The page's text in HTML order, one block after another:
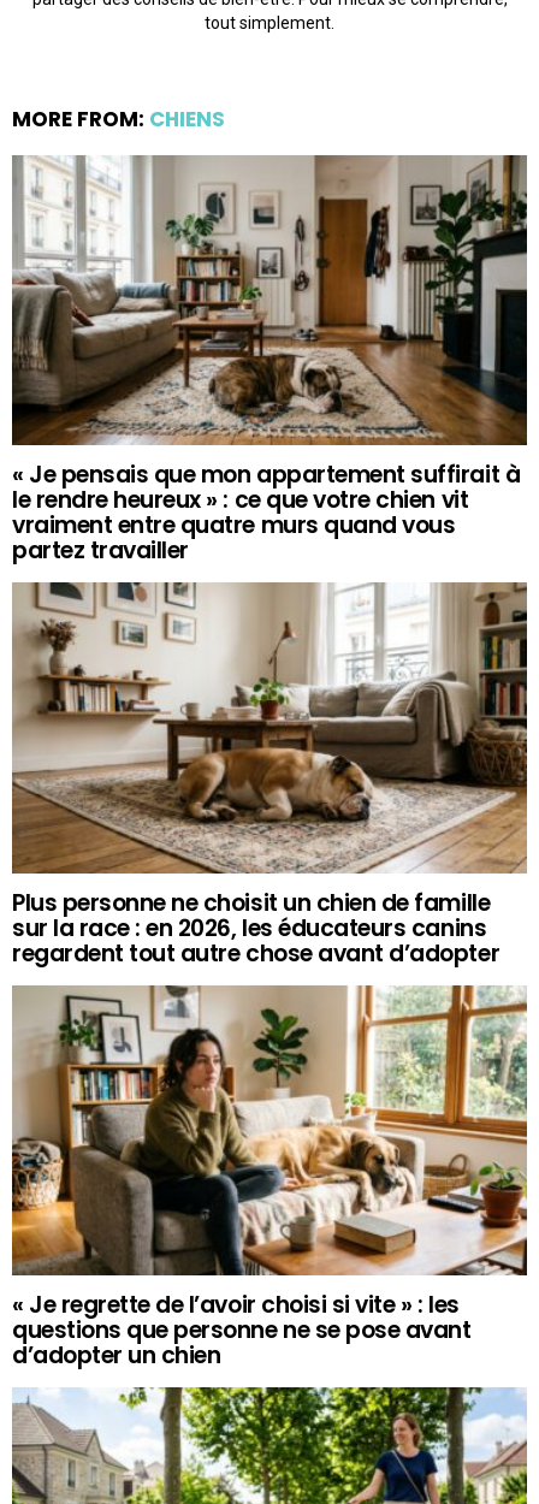
tout simplement.
MORE FROM: CHIENS
« Je pensais que mon appartement suffirait à
le rendre heureux » : ce que votre chien vit
vraiment entre quatre murs quand vous
partez travailler
Plus personne ne choisit un chien de famille
sur la race : en 2026, les éducateurs canins
regardent tout autre chose avant d’adopter
« Je regrette de l’avoir choisi si vite » : les
questions que personne ne se pose avant
d’adopter un chien